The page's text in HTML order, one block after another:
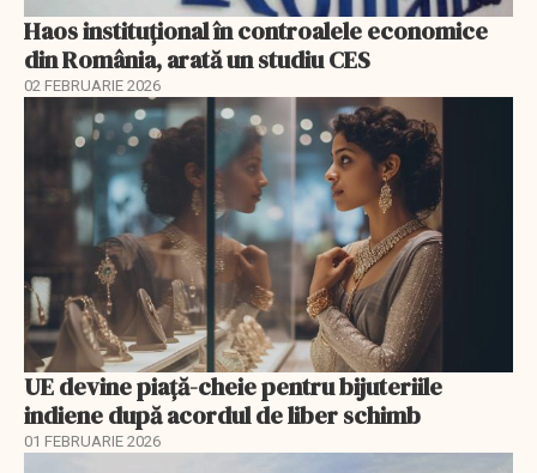
Haos instituțional în controalele economice
din România, arată un studiu CES
02 FEBRUARIE 2026
UE devine piață-cheie pentru bijuteriile
indiene după acordul de liber schimb
01 FEBRUARIE 2026